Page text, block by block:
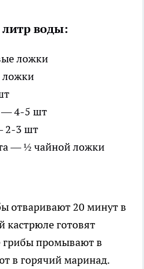
воды:
ложки
ложки
— 4-5 шт
2-3 шт
— ½ чайной ложки
отваривают 20 минут в
кастрюле готовят
промывают в
в горячий маринад.